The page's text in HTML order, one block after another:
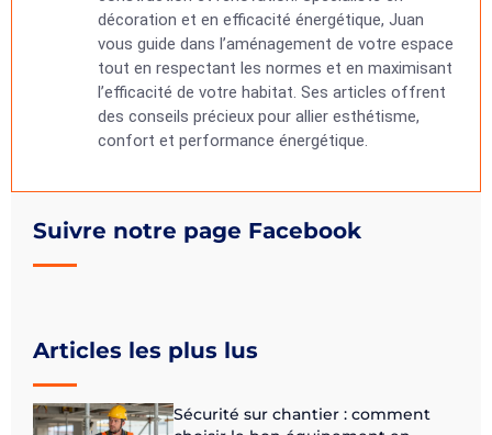
Suivre notre page Facebook
Articles les plus lus
Sécurité sur chantier : comment
décoration et en efficacité énergétique, Juan
vous guide dans l’aménagement de votre espace
tout en respectant les normes et en maximisant
l’efficacité de votre habitat. Ses articles offrent
des conseils précieux pour allier esthétisme,
confort et performance énergétique.